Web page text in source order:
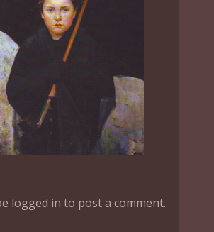
logged in to post a comment.